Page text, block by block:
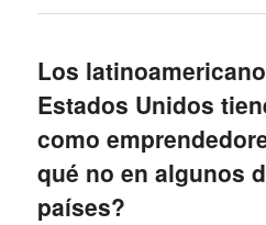
Los
Estados Unidos
como
qué no en algunos
países?